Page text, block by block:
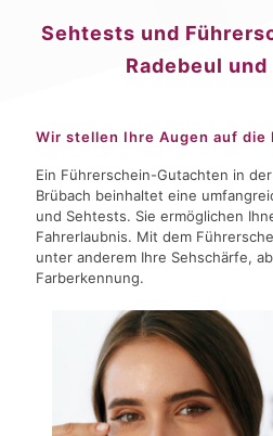
Sehtests und
Radebeul
Wir stellen Ihre Augen auf die
Ein Führerschein-Gutachten in
Brübach beinhaltet eine
und Sehtests. Sie ermöglichen
Fahrerlaubnis. Mit dem
unter anderem Ihre Sehschärfe,
Farberkennung.